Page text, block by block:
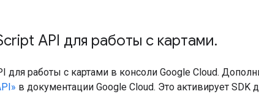
API для работы с картами.
для работы с картами в консоли Google Cloud.
в документации Google Cloud. Это активирует SDK